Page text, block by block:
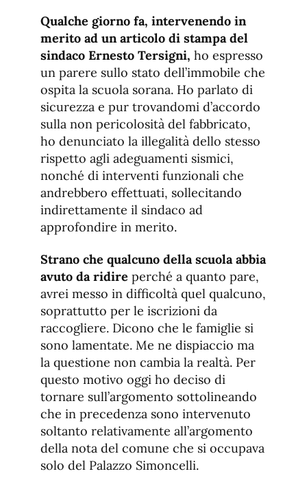
Qualche giorno fa, intervenendo in
merito ad un articolo di stampa del
sindaco Ernesto Tersigni, ho espresso
un parere sullo stato dell’immobile che
ospita la scuola sorana. Ho parlato di
sicurezza e pur trovandomi d’accordo
sulla non pericolosità del fabbricato,
ho denunciato la illegalità dello stesso
rispetto agli adeguamenti sismici,
nonché di interventi funzionali che
andrebbero effettuati, sollecitando
indirettamente il sindaco ad
approfondire in merito.
Strano che qualcuno della scuola abbia
avuto da ridire perché a quanto pare,
avrei messo in difficoltà quel qualcuno,
soprattutto per le iscrizioni da
raccogliere. Dicono che le famiglie si
sono lamentate. Me ne dispiaccio ma
la questione non cambia la realtà. Per
questo motivo oggi ho deciso di
tornare sull’argomento sottolineando
che in precedenza sono intervenuto
soltanto relativamente all’argomento
della nota del comune che si occupava
solo del Palazzo Simoncelli.